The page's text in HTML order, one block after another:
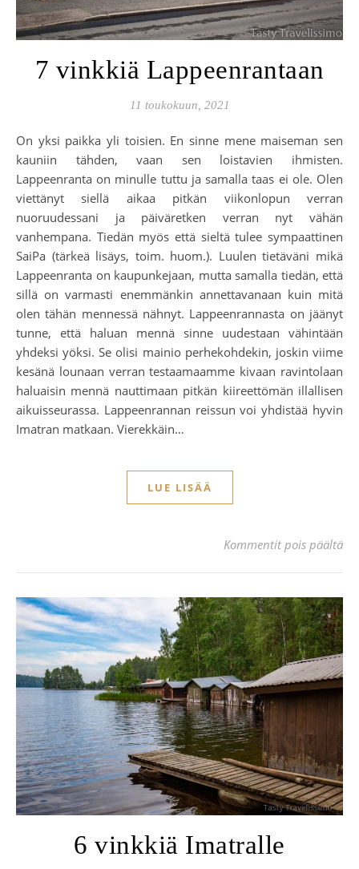
7 vinkkiä Lappeenrantaan
11 toukokuun, 2021
On yksi paikka yli toisien. En sinne mene maiseman sen
kauniin tähden, vaan sen loistavien ihmisten.
Lappeenranta on minulle tuttu ja samalla taas ei ole. Olen
viettänyt siellä aikaa pitkän viikonlopun verran
nuoruudessani ja päiväretken verran nyt vähän
vanhempana. Tiedän myös että sieltä tulee sympaattinen
SaiPa (tärkeä lisäys, toim. huom.). Luulen tietäväni mikä
Lappeenranta on kaupunkejaan, mutta samalla tiedän, että
sillä on varmasti enemmänkin annettavanaan kuin mitä
olen tähän mennessä nähnyt. Lappeenrannasta on jäänyt
tunne, että haluan mennä sinne uudestaan vähintään
yhdeksi yöksi. Se olisi mainio perhekohdekin, joskin viime
kesänä lounaan verran testaamaamme kivaan ravintolaan
haluaisin mennä nauttimaan pitkän kiireettömän illallisen
aikuisseurassa. Lappeenrannan reissun voi yhdistää hyvin
Imatran matkaan. Vierekkäin…
LUE LISÄÄ
Kommentit pois päältä
6 vinkkiä Imatralle